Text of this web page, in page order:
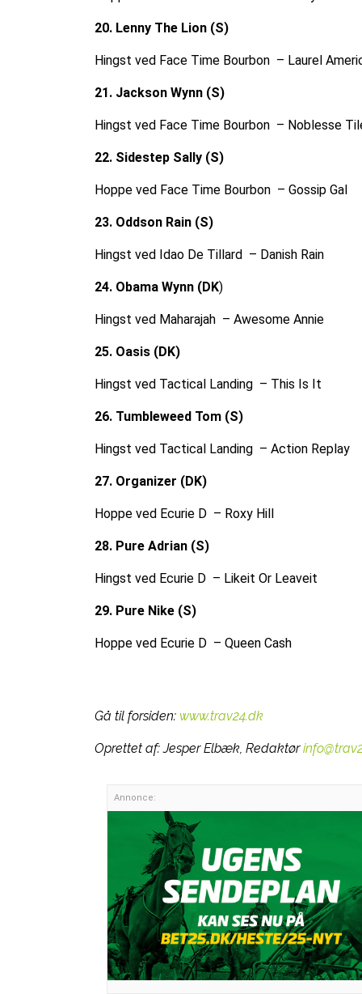
20. Lenny The Lion (S)
Hingst ved Face Time Bourbon – Laurel
21. Jackson Wynn (S)
Hingst ved Face Time Bourbon – Noblesse
22. Sidestep Sally (S)
Hoppe ved Face Time Bourbon – Gossip Gal
23. Oddson Rain (S)
Hingst ved Idao De Tillard – Danish Rain
24. Obama Wynn (DK)
Hingst ved Maharajah – Awesome Annie
25. Oasis (DK)
Hingst ved Tactical Landing – This Is It
26. Tumbleweed Tom (S)
Hingst ved Tactical Landing – Action Replay
27. Organizer (DK)
Hoppe ved Ecurie D – Roxy Hill
28. Pure Adrian (S)
Hingst ved Ecurie D – Likeit Or Leaveit
29. Pure Nike (S)
Hoppe ved Ecurie D – Queen Cash
Gå til forsiden: www.trav24.dk
Oprettet af:Jesper Elbæk, Redaktør
Annonce: